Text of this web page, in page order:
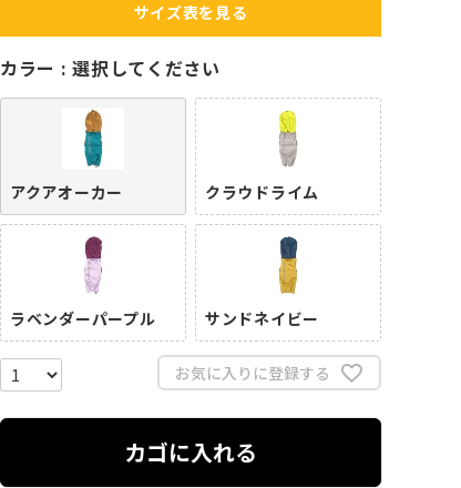
サイズ表を見る
カラー 選択してください
アクアオーカー クラウドライム
ラベンダーパープル サンドネイビー
お気に入りに登録する
カゴに入れる